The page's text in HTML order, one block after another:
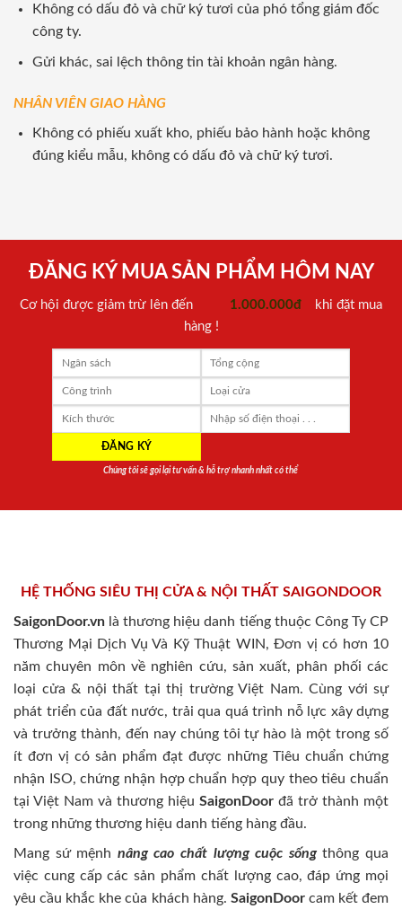
Không có dấu đỏ và chữ ký tươi của phó tổng giám đốc
công ty.
Gửi khác, sai lệch thông tin tài khoản ngân hàng.
NHÂN VIÊN GIAO HÀNG
Không có phiếu xuất kho, phiếu bảo hành hoặc không
đúng kiểu mẫu, không có dấu đỏ và chữ ký tươi.
ĐĂNG KÝ MUA SẢN PHẨM HÔM NAY
Cơ hội được giảm trừ lên đến 1.000.000đ
khi đặt mua
hàng !
Chúng tôi sẽ gọi lại tư vấn & hỗ trợ nhanh nhất có thể
HỆ THỐNG SIÊU THỊ CỬA & NỘI THẤT SAIGONDOOR
SaigonDoor.vn là thương hiệu danh tiếng thuộc Công Ty CP
Thương Mại Dịch Vụ Và Kỹ Thuật WIN, Đơn vị có hơn 10
năm chuyên môn về nghiên cứu, sản xuất, phân phối các
loại cửa & nội thất tại thị trường Việt Nam. Cùng với sự
phát triển của đất nước, trải qua quá trình nỗ lực xây dựng
và trưởng thành, đến nay chúng tôi tự hào là một trong số
ít đơn vị có sản phẩm đạt được những Tiêu chuẩn chứng
nhận ISO, chứng nhận hợp chuẩn hợp quy theo tiêu chuẩn
tại Việt Nam và thương hiệu SaigonDoor đã trở thành một
trong những thương hiệu danh tiếng hàng đầu.
Mang sứ mệnh nâng cao chất lượng cuộc sốngthông qua
việc cung cấp các sản phẩm chất lượng cao, đáp ứng mọi
yêu cầu khắc khe của khách hàng. SaigonDoorcam kết đem